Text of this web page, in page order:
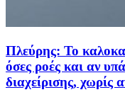
Πλεύρης: Το
όσες ροές και αν
διαχείρισης, χωρίς